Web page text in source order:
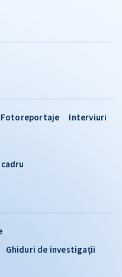
Ghiduri de investigații
Fotoreportaje
Interviuri